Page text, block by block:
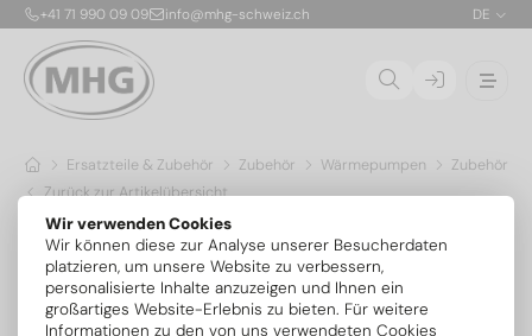
Wir verwenden Cookies
Wir können diese zur Analyse unserer Besucherdaten
platzieren, um unsere Website zu verbessern,
personalisierte Inhalte anzuzeigen und Ihnen ein
großartiges Website-Erlebnis zu bieten. Für weitere
Informationen zu den von uns verwendeten Cookies
+41 71 990 09 09 info@mhg-schweiz.ch DE
Ersatzteile & Zubehör Zubehör Wärmepumpen
Zubehör
Zurück zur Artikelübersicht